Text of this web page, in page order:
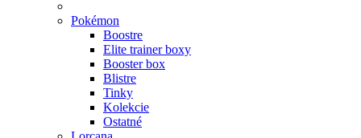
Pokémon
Boostre
Elite trainer boxy
Booster box
Blistre
Tinky
Kolekcie
Ostatné